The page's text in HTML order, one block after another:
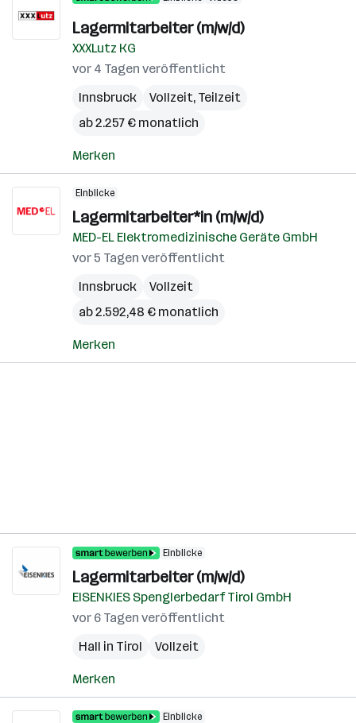
Lagermitarbeiter (m/w/d)
XXXLutz KG
vor 4 Tagen veröffentlicht
Innsbruck
Vollzeit, Teilzeit
ab 2.257 € monatlich
Merken
Einblicke
Lagermitarbeiter*in (m/w/d)
MED-EL Elektromedizinische Geräte GmbH
vor 5 Tagen veröffentlicht
Innsbruck
Vollzeit
ab 2.592,48 € monatlich
Merken
Einblicke
Lagermitarbeiter (m/w/d)
EISENKIES Spenglerbedarf Tirol GmbH
vor 6 Tagen veröffentlicht
Hall in Tirol
Vollzeit
Merken
Einblicke